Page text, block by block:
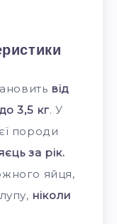
від
3,5 кг. У
породи
за рік.
яйця,
ніколи